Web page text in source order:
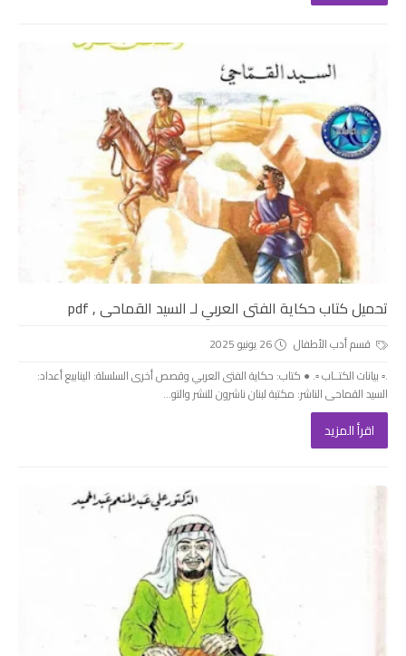
تحميل كتاب حكاية الفتى العربي لـ السيد القماحى , pdf
قسم أدب الأطفال
26 يونيو 2025
.▫️ بيانات الكتــاب ▫️. ● كتاب: حكاية الفتى العربي وقصص أخرى السلسلة: الينابيع أعداد:
السيد القماحى الناشر: مكتبة لبنان ناشرون للنشر والتو...
اقرأ المزيد